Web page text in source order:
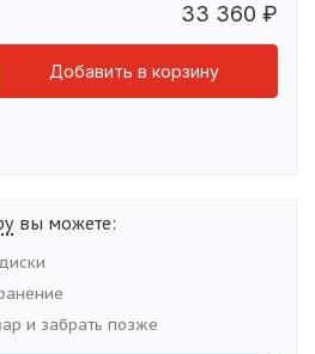
33 360 ₽
Добавить в корзину
вы можете:
диски
и забрать позже